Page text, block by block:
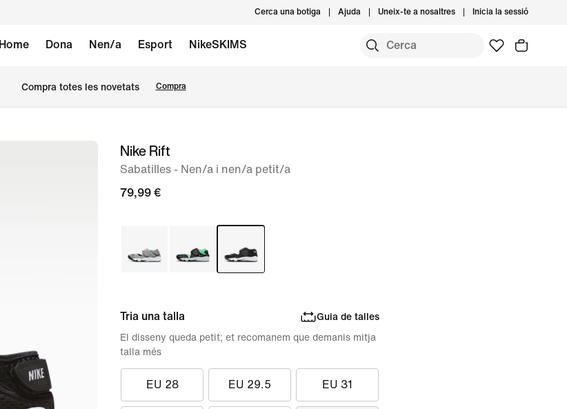
Cerca una botiga Ajuda Uneix-te a nosaltres Inicia la sessió
Home Dona Nen/a Esport NikeSKIMS
Compra totes les novetats Compra
ImatgeNike Rift
Sabatilles - Nen/a i nen/a petit/a
79,99 €
Tria una talla Guia de talles
EU 28 EU 29.5 EU 31
El disseny queda petit; et recomanem que demanis mitja
talla més